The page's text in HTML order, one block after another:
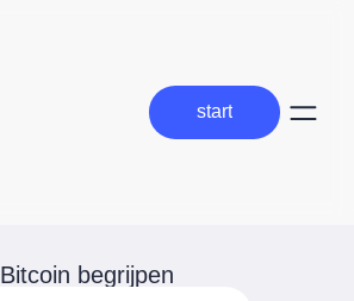
start
start
Bitcoin begrijpen